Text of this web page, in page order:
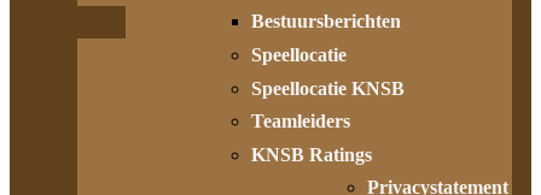
Bestuursberichten
Speellocatie
Speellocatie KNSB
Teamleiders
KNSB Ratings
Privacystatement